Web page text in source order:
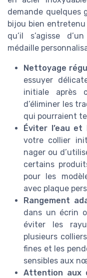
demande quelques
bijou bien entretenu
qu’il s’agisse
médaille
Nettoyage
essuyer
initiale après
d’éliminer les
qui pourraient
Éviter l’eau
votre collier
nager ou
certains
pour les
avec plaque
Rangement
dans un écrin
éviter les
plusieurs
fines et les
sensibles aux
Attention aux